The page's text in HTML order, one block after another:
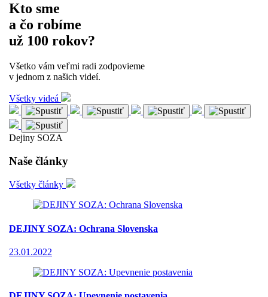
Kto sme
a čo robíme
už 100 rokov?
Všetko vám veľmi radi zodpovieme
v jednom z našich videí.
Všetky videá
Dejiny SOZA
Naše články
Všetky články
DEJINY SOZA: Ochrana Slovenska
23.01.2022